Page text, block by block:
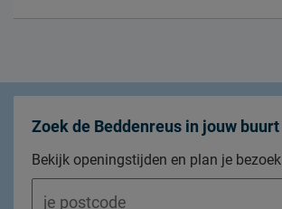
Zoek de Beddenreus in jouw buurt
Bekijk openingstijden en plan je bezoek